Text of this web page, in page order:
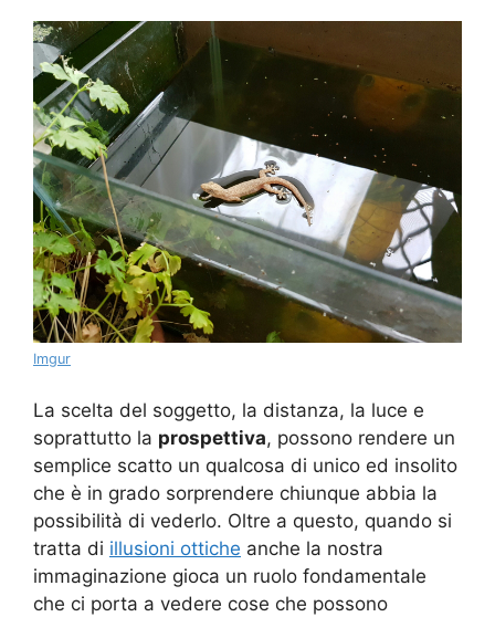
Imgur
La scelta del soggetto, la distanza, la luce e
soprattutto la prospettiva, possono rendere un
semplice scatto un qualcosa di unico ed insolito
che è in grado sorprendere chiunque abbia la
possibilità di vederlo. Oltre a questo, quando si
tratta di illusioni ottiche anche la nostra
immaginazione gioca un ruolo fondamentale
che ci porta a vedere cose che possono